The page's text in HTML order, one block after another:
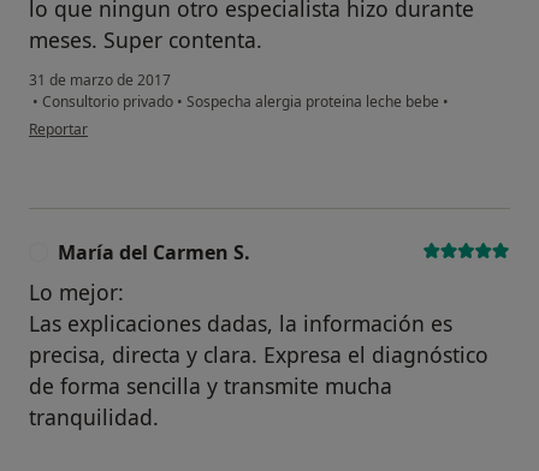
lo que ningun otro especialista hizo durante
meses. Super contenta.
31 de marzo de 2017
• Consultorio privado • Sospecha alergia proteina leche bebe •
en opinión del usuario Cuenta eliminada
Reportar
María del Carmen S.
Lo mejor:
Las explicaciones dadas, la información es
precisa, directa y clara. Expresa el diagnóstico
de forma sencilla y transmite mucha
tranquilidad.